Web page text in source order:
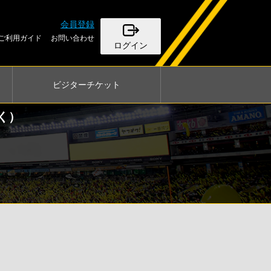
会員登録
ログイン
利用ガイド お問い合わせ
ビジターチケット
）